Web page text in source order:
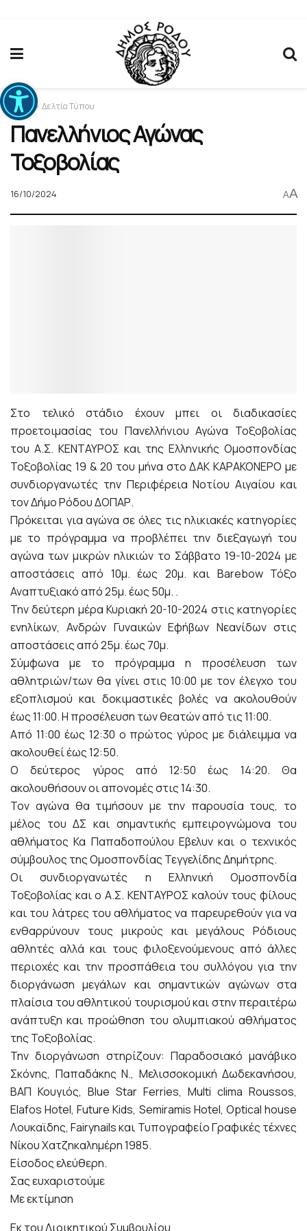
Ανοίξτε τη γραμμή εργαλείων
Home Δελτία Τύπου
Πανελλήνιος Αγώνας
Τοξοβολίας
16/10/2024 AA
Στο τελικό στάδιο έχουν μπει οι διαδικασίες
προετοιμασίας του Πανελλήνιου Αγώνα Τοξοβολίας
του Α.Σ. ΚΕΝΤΑΥΡΟΣ και της Ελληνικής Ομοσπονδίας
Τοξοβολίας 19 & 20 του μήνα στο ΔΑΚ ΚΑΡΑΚΟΝΕΡΟ με
συνδιοργανωτές την Περιφέρεια Νοτίου Αιγαίου και
τον Δήμο Ρόδου ΔΟΠΑΡ.
Πρόκειται για αγώνα σε όλες τις ηλικιακές κατηγορίες
με το πρόγραμμα να προβλέπει την διεξαγωγή του
αγώνα των μικρών ηλικιών το Σάββατο 19-10-2024 με
αποστάσεις από 10μ. έως 20μ. και Barebow Τόξο
Αναπτυξιακό από 25μ. έως 50μ. .
Την δεύτερη μέρα Κυριακή 20-10-2024 στις κατηγορίες
ενηλίκων, Ανδρών Γυναικών Εφήβων Νεανίδων στις
αποστάσεις από 25μ. έως 70μ.
Σύμφωνα με το πρόγραμμα η προσέλευση των
αθλητριών/των θα γίνει στις 10:00 με τον έλεγχο του
εξοπλισμού και δοκιμαστικές βολές να ακολουθούν
έως 11:00. Η προσέλευση των θεατών από τις 11:00.
Από 11:00 έως 12:30 ο πρώτος γύρος με διάλειμμα να
ακολουθεί έως 12:50.
Ο δεύτερος γύρος από 12:50 έως 14:20. Θα
ακολουθήσουν οι απονομές στις 14:30.
Τον αγώνα θα τιμήσουν με την παρουσία τους, το
μέλος του ΔΣ και σημαντικής εμπειρογνώμονα του
αθλήματος Κα Παπαδοπούλου Εβελυν και ο τεχνικός
σύμβουλος της Ομοσπονδίας Τεγγελίδης Δημήτρης.
Οι συνδιοργανωτές η Ελληνική Ομοσπονδία
Τοξοβολίας και ο Α.Σ. ΚΕΝΤΑΥΡΟΣ καλούν τους φίλους
και του λάτρες του αθλήματος να παρευρεθούν για να
ενθαρρύνουν τους μικρούς και μεγάλους Ρόδιους
αθλητές αλλά και τους φιλοξενούμενους από άλλες
περιοχές και την προσπάθεια του συλλόγου για την
διοργάνωση μεγάλων και σημαντικών αγώνων στα
πλαίσια του αθλητικού τουρισμού και στην περαιτέρω
ανάπτυξη και προώθηση του ολυμπιακού αθλήματος
της Τοξοβολίας.
Την διοργάνωση στηρίζουν: Παραδοσιακό μανάβικο
Σκόνης, Παπαδάκης Ν., Μελισσοκομική Δωδεκανήσου,
ΒΑΠ Κουγιός, Blue Star Ferries, Multi clima Roussos,
Elafos Hotel, Future Kids, Semiramis Hotel, Optical house
Λουκαϊδης, Fairynails και Τυπογραφείο Γραφικές τέχνες
Νίκου Χατζηκαλημέρη 1985.
Είσοδος ελεύθερη.
Σας ευχαριστούμε
Με εκτίμηση
Εκ του Διοικητικού Συμβουλίου